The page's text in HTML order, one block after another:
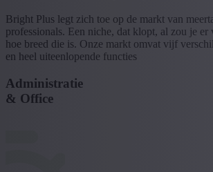
Bright Plus legt zich toe op de markt van
professionals. Een niche, dat klopt, al zou je er
hoe breed die is. Onze markt omvat vijf
en heel uiteenlopende functies
Administratie
& Office